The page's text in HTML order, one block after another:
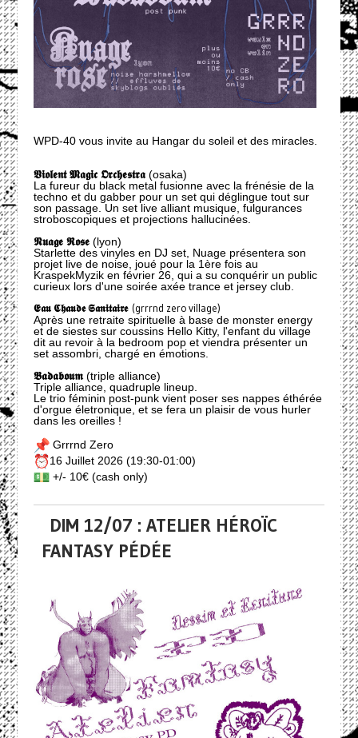
WPD-40 vous invite au Hangar du soleil et des miracles.
𝖁𝖎𝖔𝖑𝖊𝖓𝖙 𝕸𝖆𝖌𝖎𝖈 𝕺𝖗𝖈𝖍𝖊𝖘𝖙𝖗𝖆(osaka)
La fureur du black metal fusionne avec la frénésie de la
techno et du gabber pour un set qui déglingue tout sur
son passage. Un set live alliant musique, fulgurances
stroboscopiques et projections hallucinées.
𝕹𝖚𝖆𝖌𝖊 𝕽𝖔𝖘𝖊(lyon)
Starlette des vinyles en DJ set, Nuage présentera son
projet live de noise, joué pour la 1ère fois au
KraspekMyzik en février 26, qui a su conquérir un public
curieux lors d'une soirée axée trance et jersey club.
𝕰𝖆𝖚 𝕮𝖍𝖆𝖚𝖉𝖊 𝕾𝖆𝖓𝖎𝖙𝖆𝖎𝖗𝖊 (grrrnd zero village)
Après une retraite spirituelle à base de monster energy
et de siestes sur coussins Hello Kitty, l'enfant du village
dit au revoir à la bedroom pop et viendra présenter un
set assombri, chargé en émotions.
𝕭𝖆𝖉𝖆𝖇𝖔𝖚𝖒(triple alliance)
Triple alliance, quadruple lineup.
Le trio féminin post-punk vient poser ses nappes éthérée
d'orgue életronique, et se fera un plaisir de vous hurler
dans les oreilles !
Grrrnd Zero
16 Juillet 2026 (19:30-01:00)
+/- 10€ (cash only)
DIM 12/07 : ATELIER HÉROÏC
FANTASY PÉDÉE